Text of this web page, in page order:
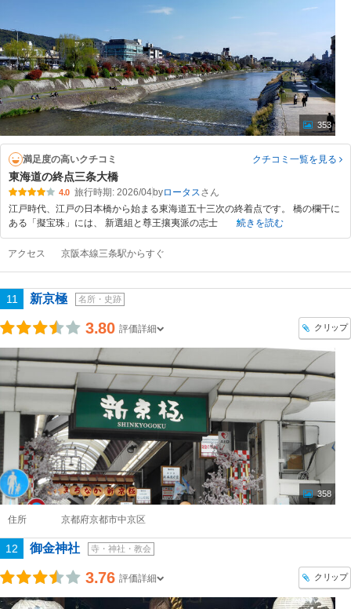
353
満足度の高いクチコミ クチコミ一覧を見る
東海道の終点三条大橋
4.0 旅行時期: 2026/04byロータス
江戸時代、江戸の日本橋から始まる東海道五十三次の終着点です。 橋の欄干に
ある「擬宝珠」には、 新選組と尊王攘夷派の志士
続きを読む
アクセス 京阪本線三条駅からすぐ
11 新京極 名所・史跡
3.80 評価詳細 クリップ
358
住所 京都府京都市中京区
12 御金神社 寺・神社・教会
3.76 評価詳細 クリップ